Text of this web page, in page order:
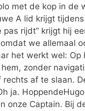
met de kop in de
A lid krijgt
pas rijdt” krijgt hij
we allemaal
het werkt wel: Op
zonder
rechts af te slaan.
ja.
onze Captain. Bij